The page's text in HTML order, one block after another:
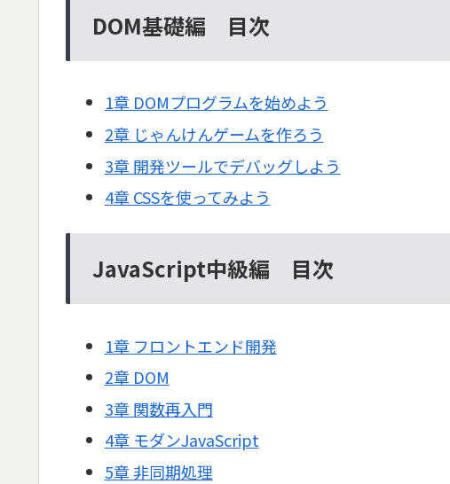
DOM基礎編 目次
1章 DOMプログラムを始めよう
2章 じゃんけんゲームを作ろう
3章 開発ツールでデバッグしよう
4章 CSSを使ってみよう
JavaScript中級編 目次
1章 フロントエンド開発
2章 DOM
3章 関数再入門
4章 モダンJavaScript
5章 非同期処理